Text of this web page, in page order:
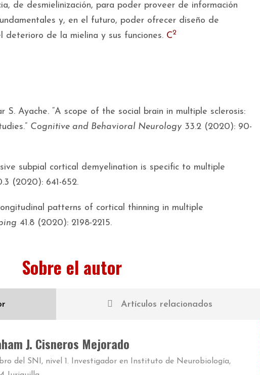
de desmielinización, para poder proveer de información
y, en el futuro, poder ofrecer diseño de
de la mielina y sus funciones. C2
S. Ayache. “A scope of the social brain in multiple sclerosis:
Cognitive and Behavioral Neurology 33.2 (2020): 90-
subpial cortical demyelination is specific to multiple
(2020): 641-652.
patterns of cortical thinning in multiple
41.8 (2020): 2198-2215.
Sobre el autor
Artículos relacionados
J. Cisneros Mejorado
del SNI, nivel 1. Investigador en
Instituto de Neurobiología,